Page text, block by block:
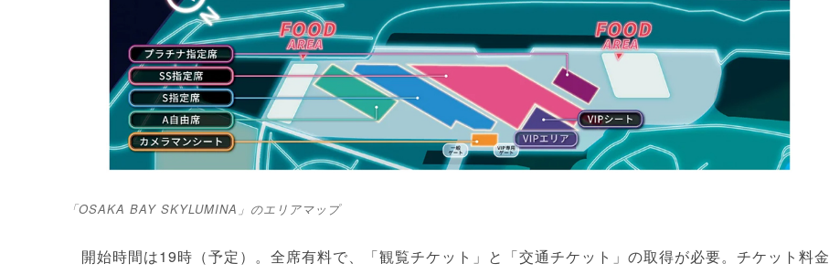
「OSAKA BAY SKYLUMINA」のエリアマップ
開始時間は19時（予定）。全席有料で、「観覧チケット」と「交通チケット」の取得が必要。チケット料金